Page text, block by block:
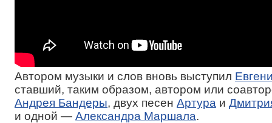
Автором музыки и слов вновь выступил
ставший, таким образом, автором или
Андрея Бандеры, двух песен Артура и
и одной — Александра Маршала.